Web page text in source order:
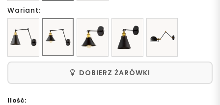
Wariant:
DOBIERZ ŻARÓWKI
Ilość: